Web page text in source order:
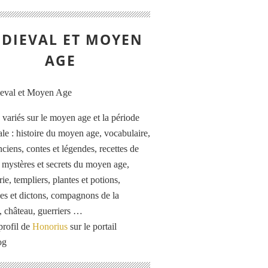
ET MOYEN
AGE
sur le moyen age et la période
: histoire du moyen age, vocabulaire,
contes et légendes, recettes de
et secrets du moyen age,
templiers, plantes et potions,
et dictons, compagnons de la
château, guerriers …
de Honorius sur le portail